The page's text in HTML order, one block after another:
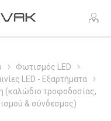
Φωτισμός LED
LED - Εξαρτήματα
(καλώδιο τροφοδοσίας,
& σύνδεσμος)